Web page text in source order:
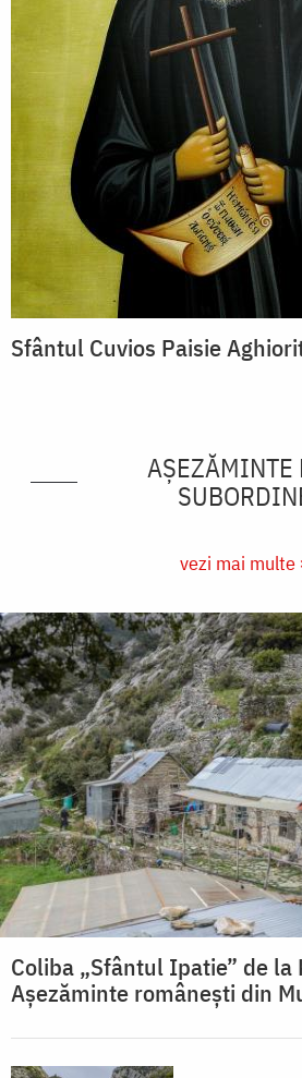
Sfântul Cuvios Paisie
AȘEZĂMINTE
vezi mai multe
Coliba „Sfântul Ipatie” de la
Așezăminte românești din